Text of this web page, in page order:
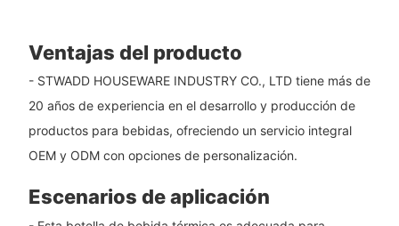
Ventajas del producto
- STWADD HOUSEWARE INDUSTRY CO., LTD tiene más de
20 años de experiencia en el desarrollo y producción de
productos para bebidas, ofreciendo un servicio integral
OEM y ODM con opciones de personalización.
Escenarios de aplicación